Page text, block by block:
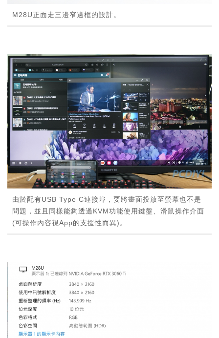
M28U正面走三邊窄邊框的設計。
由於配有USB Type C連接埠，要將畫面投放至螢幕也不是
問題，並且同樣能夠透過KVM功能使用鍵盤、滑鼠操作介面
(可操作內容視App的支援性而異)。